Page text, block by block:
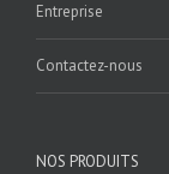
Entreprise
Contactez-nous
NOS PRODUITS